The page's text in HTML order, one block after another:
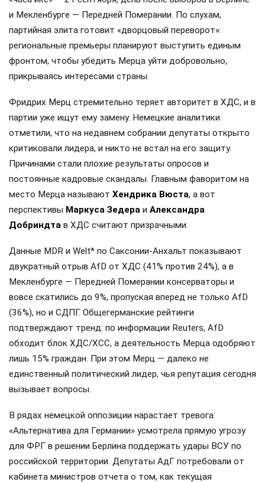
и Мекленбурге — Передней Померании. По слухам,
партийная элита готовит «дворцовый переворот»:
региональные премьеры планируют выступить единым
фронтом, чтобы убедить Мерца уйти добровольно,
прикрываясь интересами страны.
Фридрих Мерц стремительно теряет авторитет в ХДС, и в
партии уже ищут ему замену. Немецкие аналитики
отметили, что на недавнем собрании депутаты открыто
критиковали лидера, и никто не встал на его защиту.
Причинами стали плохие результаты опросов и
постоянные кадровые скандалы. Главным фаворитом на
место Мерца называют Хендрика Вюста, а вот
перспективы Маркуса Зедера и Александра
Добриндта в ХДС считают призрачными.
Данные MDR и Welt* по Саксонии-Анхальт показывают
двукратный отрыв AfD от ХДС (41% против 24%), а в
Мекленбурге — Передней Померании консерваторы и
вовсе скатились до 9%, пропуская вперед не только AfD
(36%), но и СДПГ. Общегерманские рейтинги
подтверждают тренд: по информации Reuters, AfD
обходит блок ХДС/ХСС, а деятельность Мерца одобряют
лишь 15% граждан. При этом Мерц — далеко не
единственный политический лидер, чья репутация сегодня
вызывает вопросы.
В рядах немецкой оппозиции нарастает тревога:
«Альтернатива для Германии» усмотрела прямую угрозу
для ФРГ в решении Берлина поддержать удары ВСУ по
российской территории. Депутаты АдГ потребовали от
кабинета министров отчета о том, как текущая